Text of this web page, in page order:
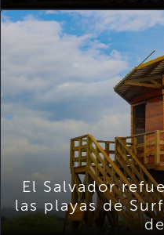
El Salvador
las playas de